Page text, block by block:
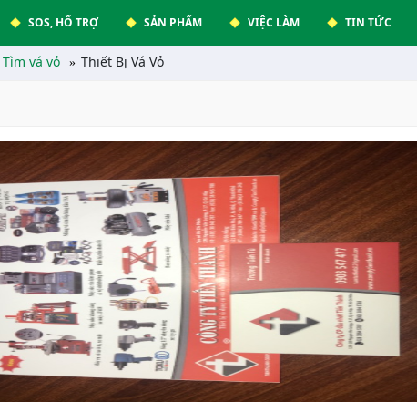
SOS, HỔ TRỢ SẢN PHẨM VIỆC LÀM TIN TỨC
Tìm vá vỏ Thiết Bị Vá Vỏ